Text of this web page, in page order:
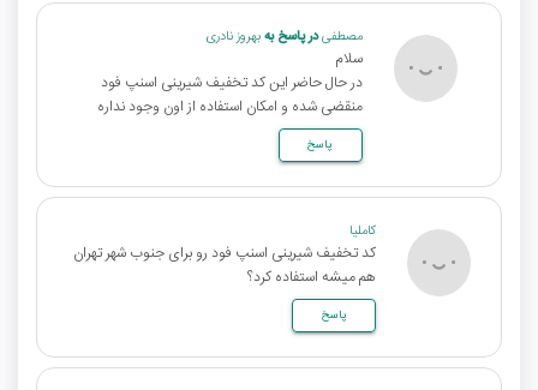
مصطفیدر پاسخ بهبهروز نادری
سلام
در حال حاضر این کد تخفیف شیرینی اسنپ فود
منقضی شده و امکان استفاده از اون وجود نداره
پاسخ
کاملیا
کد تخفیف شیرینی اسنپ فود رو برای جنوب شهر تهران
هم میشه استفاده کرد؟
پاسخ